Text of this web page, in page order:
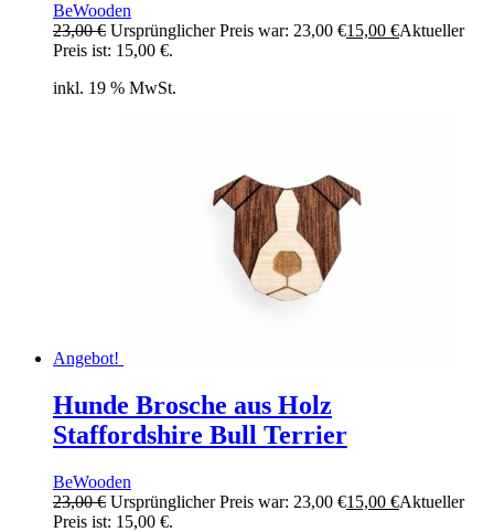
BeWooden
23,00€ Ursprünglicher Preis war: 23,00 €15,00 €Aktueller
Preis ist: 15,00 €.
inkl. 19 % MwSt.
Angebot!
Hunde Brosche aus Holz
Staffordshire Bull Terrier
BeWooden
23,00€ Ursprünglicher Preis war: 23,00 €15,00 €Aktueller
Preis ist: 15,00 €.